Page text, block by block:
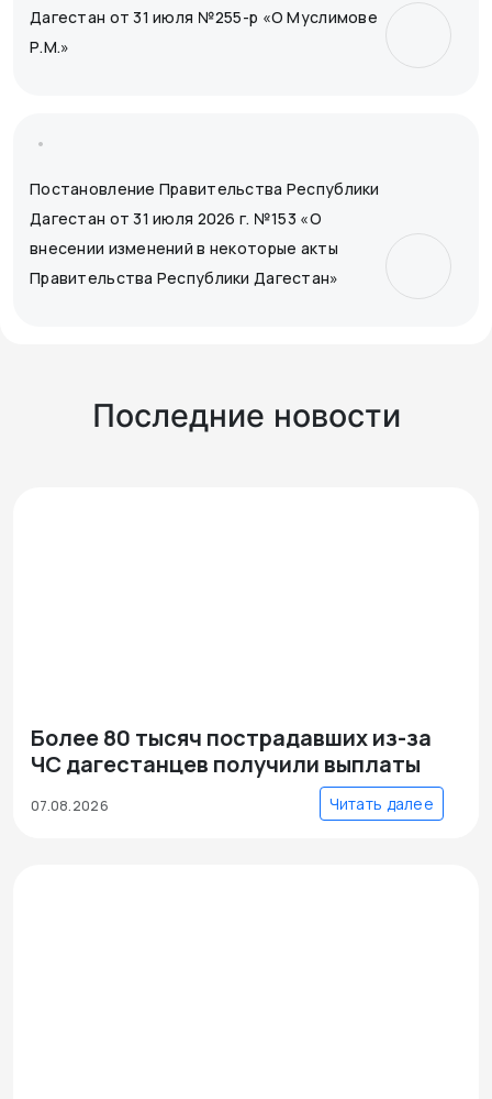
Дагестан от 31 июля №255-р «О Муслимове
Р.М.»
Постановление Правительства Республики
Дагестан от 31 июля 2026 г. №153 «О
внесении изменений в некоторые акты
Правительства Республики Дагестан»
Последние новости
Более 80 тысяч пострадавших из-за
ЧС дагестанцев получили выплаты
07.08.2026 Читать далее